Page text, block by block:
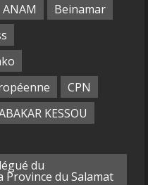
ANAM
Beinamar
CPN
KESSOU
du
du Salamat